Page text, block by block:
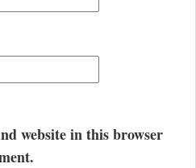
website in this browser